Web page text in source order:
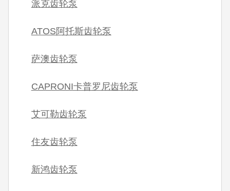
派克齿轮泵
ATOS阿托斯齿轮泵
萨澳齿轮泵
CAPRONI卡普罗尼齿轮泵
艾可勒齿轮泵
住友齿轮泵
新鸿齿轮泵